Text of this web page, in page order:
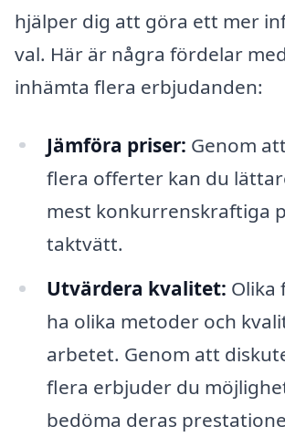
hjälper dig att göra ett mer
val. Här är några fördelar
inhämta flera erbjudanden:
Jämföra priser: Genom
flera offerter kan du
mest konkurrenskraftiga
taktvätt.
Utvärdera kvalitet: Olika
ha olika metoder och
arbetet. Genom att
flera erbjuder du
bedöma deras